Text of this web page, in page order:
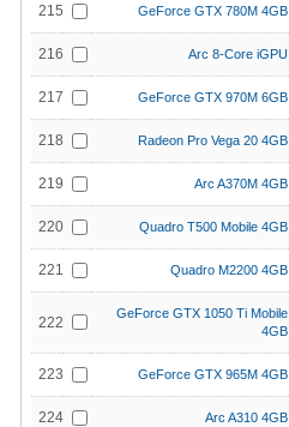
215 GeForce GTX 780M 4GB
216 Arc 8-Core iGPU
217 GeForce GTX 970M 6GB
218 Radeon Pro Vega 20 4GB
219 Arc A370M 4GB
220 Quadro T500 Mobile 4GB
221 Quadro M2200 4GB
222
GeForce GTX 1050 Ti Mobile
4GB
223 GeForce GTX 965M 4GB
224 Arc A310 4GB